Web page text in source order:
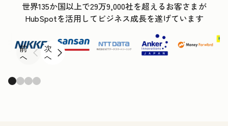
世界135か国以上で29万9,000社を超えるお客さまが
HubSpotを活用してビジネス成長を遂げています
前
へ
次
へ